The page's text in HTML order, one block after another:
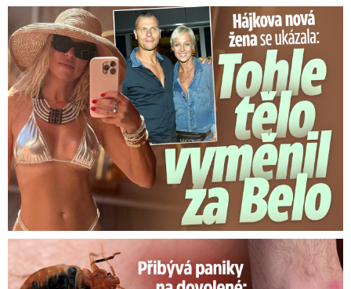
Tohle tělo nahradilo Belo: Nová partnerka se ukázala...
Panika na dovolené: Vnuka Soni v hotelu poštípaly štěnice!